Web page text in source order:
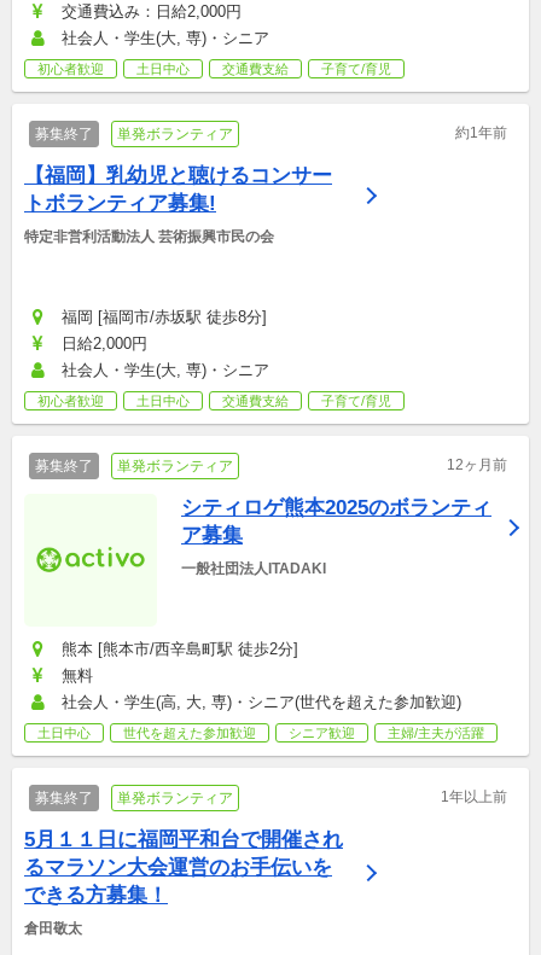
交通費込み：日給2,000円
社会人・学生(大, 専)・シニア
初心者歓迎 土日中心 交通費支給 子育て/育児
募集終了 単発ボランティア 約1年前
【福岡】乳幼児と聴けるコンサー
トボランティア募集!
特定非営利活動法人 芸術振興市民の会
福岡 [福岡市/赤坂駅 徒歩8分]
日給2,000円
社会人・学生(大, 専)・シニア
初心者歓迎 土日中心 交通費支給 子育て/育児
募集終了 単発ボランティア 12ヶ月前
シティロゲ熊本2025のボランティ
ア募集
一般社団法人ITADAKI
熊本 [熊本市/西辛島町駅 徒歩2分]
無料
社会人・学生(高, 大, 専)・シニア(世代を超えた参加歓迎)
土日中心 世代を超えた参加歓迎 シニア歓迎 主婦/主夫が活躍
募集終了 単発ボランティア 1年以上前
5月１１日に福岡平和台で開催され
るマラソン大会運営のお手伝いを
できる方募集！
倉田敬太